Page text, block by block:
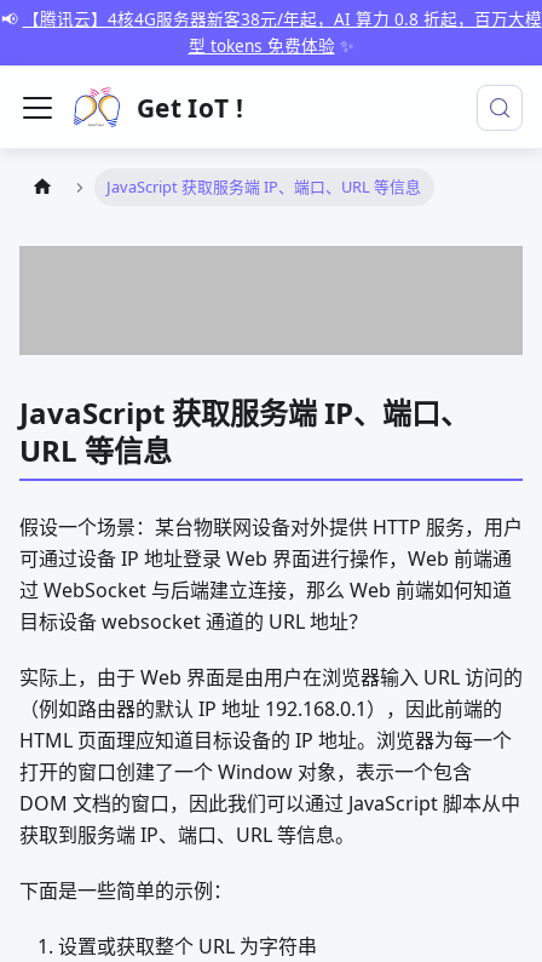
📢
【腾讯云】4核4G服务器新客38元/年起，AI 算力 0.8 折起，百万大模
型 tokens 免费体验 ✨
Get IoT !
JavaScript 获取服务端 IP、端口、URL 等信息
JavaScript 获取服务端 IP、端口、
URL 等信息
假设一个场景：某台物联网设备对外提供 HTTP 服务，用户
可通过设备 IP 地址登录 Web 界面进行操作，Web 前端通
过 WebSocket 与后端建立连接，那么 Web 前端如何知道
目标设备 websocket 通道的 URL 地址？
实际上，由于 Web 界面是由用户在浏览器输入 URL 访问的
（例如路由器的默认 IP 地址 192.168.0.1），因此前端的
HTML 页面理应知道目标设备的 IP 地址。浏览器为每一个
打开的窗口创建了一个 Window 对象，表示一个包含
DOM 文档的窗口，因此我们可以通过 JavaScript 脚本从中
获取到服务端 IP、端口、URL 等信息。
下面是一些简单的示例：
设置或获取整个 URL 为字符串